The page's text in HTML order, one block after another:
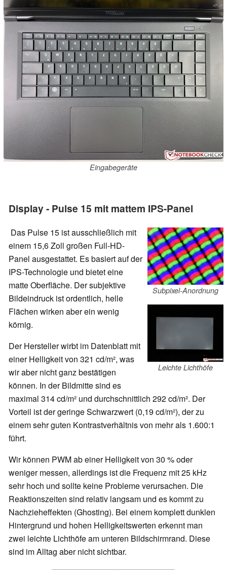
Eingabegeräte
Display - Pulse 15 mit mattem IPS-Panel
Subpixel-Anordnung
Leichte Lichthöfe
Das Pulse 15 ist ausschließlich mit
einem 15,6 Zoll großen Full-HD-
Panel ausgestattet. Es basiert auf der
IPS-Technologie und bietet eine
matte Oberfläche. Der subjektive
Bildeindruck ist ordentlich, helle
Flächen wirken aber ein wenig
körnig.
Der Hersteller wirbt im Datenblatt mit
einer Helligkeit von 321 cd/m², was
wir aber nicht ganz bestätigen
können. In der Bildmitte sind es
maximal 314 cd/m² und durchschnittlich 292 cd/m². Der
Vorteil ist der geringe Schwarzwert (0,19 cd/m²), der zu
einem sehr guten Kontrastverhältnis von mehr als 1.600:1
führt.
Wir können PWM ab einer Helligkeit von 30 % oder
weniger messen, allerdings ist die Frequenz mit 25 kHz
sehr hoch und sollte keine Probleme verursachen. Die
Reaktionszeiten sind relativ langsam und es kommt zu
Nachzieheffekten (Ghosting). Bei einem komplett dunklen
Hintergrund und hohen Helligkeitswerten erkennt man
zwei leichte Lichthöfe am unteren Bildschirmrand. Diese
sind im Alltag aber nicht sichtbar.